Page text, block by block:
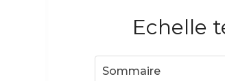
Echelle
Sommaire